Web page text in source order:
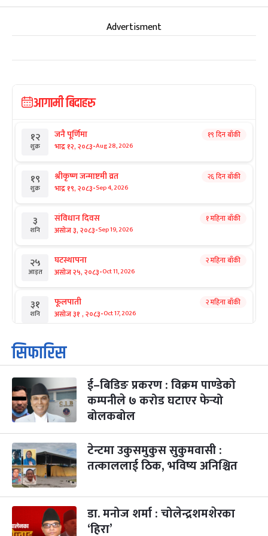
Advertisment
आगामी बिदाहरु
१२
शुक्र
जनै पूर्णिमा
भाद्र १२, २०८३-Aug 28, 2026
१९ दिन बाँकी
१९
शुक्र
श्रीकृष्ण जन्माष्टमी व्रत
भाद्र १९, २०८३-Sep 4, 2026
२६ दिन बाँकी
३
शनि
संविधान दिवस
असोज ३, २०८३-Sep 19, 2026
१ महिना बाँकी
२५
आइत
घटस्थापना
असोज २५, २०८३-Oct 11, 2026
२ महिना बाँकी
३१
शनि
फूलपाती
असोज ३१ , २०८३-Oct 17, 2026
२ महिना बाँकी
१
आइत
कार्तिक सङ्क्रान्ति
कार्तिक १, २०८३
३
मंगल
महानवमी
कार्तिक ३, २०८३-Oct 20, 2026
२ महिना बाँकी
४
५
बिहि
पापा‌ङ्कुशा एकादशी व्रत
कार्तिक ५, २०८३
२ महिना बाँकी
आइत
कुकुर तिहार
कार्तिक २२, २०८३-Nov 8, 2026
३ महिना बाँकी
सिफारिस
ई–बिडिङ प्रकरण : विक्रम पाण्डेको
कम्पनीले ७ करोड घटाएर फेर्‍यो
बोलकबोल
टेन्टमा उकुसमुकुस सुकुमवासी :
तत्काललाई ठिक, भविष्य अनिश्चित
डा. मनोज शर्मा : चोलेन्द्रशमशेरका
‘हिरा’